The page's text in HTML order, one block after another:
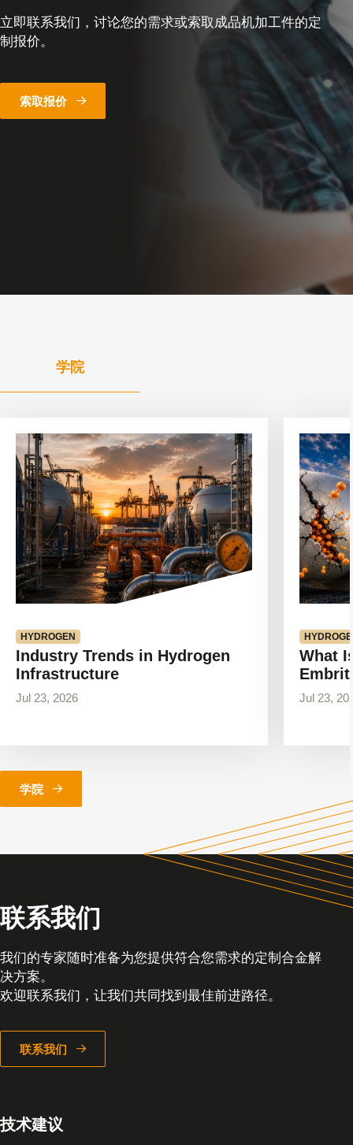
立即联系我们，讨论您的需求或索取成品机加工件的定
制报价。
索取报价
学院
HYDROGEN
Industry Trends in Hydrogen
Infrastructure
Jul 23, 2026
What
Jul 23,
学院
联系我们
我们的专家随时准备为您提供符合您需求的定制合金解
决方案。
欢迎联系我们，让我们共同找到最佳前进路径。
联系我们
技术建议